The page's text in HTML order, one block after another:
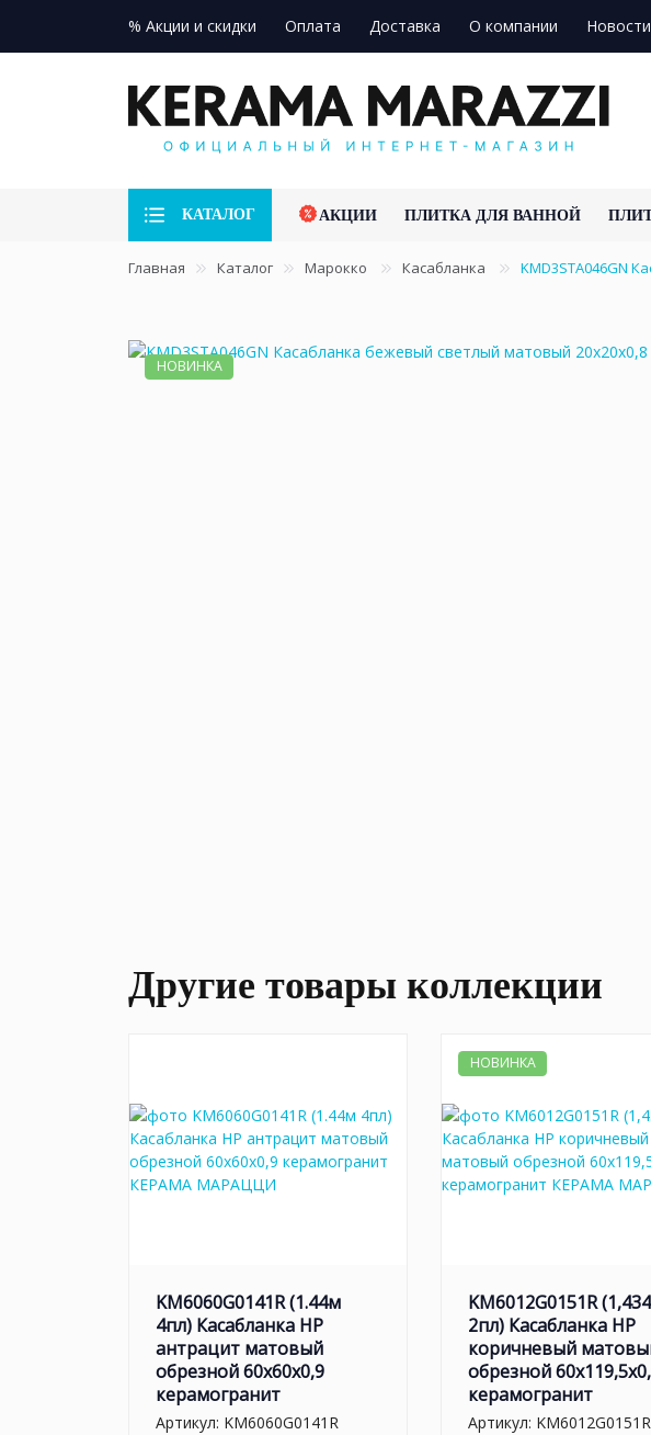
% Акции и скидки Оплата Доставка О компании Новости
КАТАЛОГ АКЦИИ ПЛИТКА ДЛЯ ВАННОЙ
Главная Каталог Марокко Касабланка KMD3STA046GN
НОВИНКА
Другие товары коллекции
KM6060G0141R (1.44м
4пл) Касабланка HP
антрацит матовый
обрезной 60x60x0,9
керамогранит
Артикул: KM6060G0141R
НОВИНКА
KM6012G0151R
2пл) Касабланка HP
коричневый
обрезной
керамогранит
Артикул: KM6012G0151R